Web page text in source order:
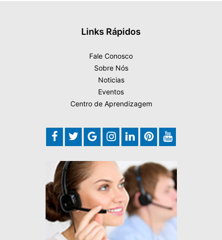
Links Rápidos
Fale Conosco
Sobre Nós
Noticias
Eventos
Centro de Aprendizagem